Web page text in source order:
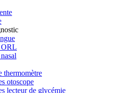
ORL
thermomètre
otoscope
lecteur de glycémie